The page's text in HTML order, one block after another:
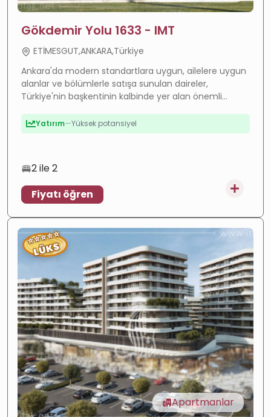
Gökdemir Yolu 1633 - IMT
ETİMESGUT,ANKARA,Türkiye
Ankara'da modern standartlara uygun, ailelere uygun
alanlar ve bölümlerle satışa sunulan daireler,
Türkiye'nin başkentinin kalbinde yer alan önemli
konumda.
Değer artışı—Hızla gelişen bölge
Yatırım
2 ile 2
Fiyatı öğren
⭐⭐⭐⭐⭐
LÜKS
Apartmanlar